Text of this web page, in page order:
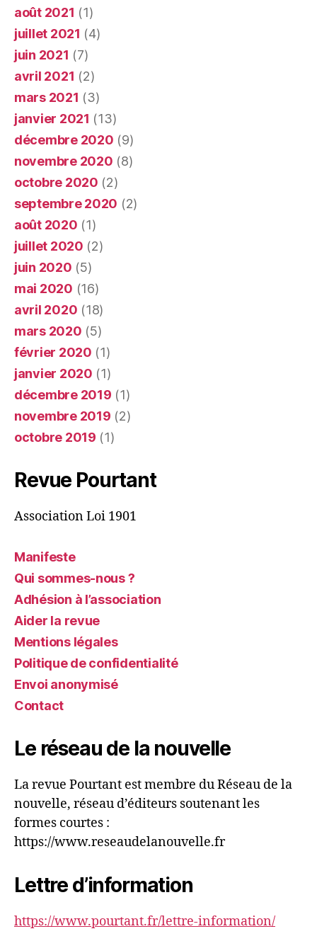
août 2021 (1)
juillet 2021 (4)
juin 2021 (7)
avril 2021 (2)
mars 2021 (3)
janvier 2021 (13)
décembre 2020 (9)
novembre 2020 (8)
octobre 2020 (2)
septembre 2020 (2)
août 2020 (1)
juillet 2020 (2)
juin 2020 (5)
mai 2020 (16)
avril 2020 (18)
mars 2020 (5)
février 2020 (1)
janvier 2020 (1)
décembre 2019 (1)
novembre 2019 (2)
octobre 2019 (1)
Revue Pourtant
Association Loi 1901
Manifeste
Qui sommes-nous ?
Adhésion à l’association
Aider la revue
Mentions légales
Politique de confidentialité
Envoi anonymisé
Contact
Le réseau de la nouvelle
La revue Pourtant est membre du Réseau de la
nouvelle, réseau d’éditeurs soutenant les
formes courtes :
https://www.reseaudelanouvelle.fr
Lettre d’information
https://www.pourtant.fr/lettre-information/